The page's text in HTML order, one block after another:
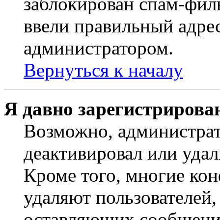
ввели правильный
администратором.
Вернуться к началу
Я давно
Возможно,
деактивировал или
Кроме того, многие
удаляют